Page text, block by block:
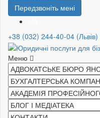
Передзвоніть мені
+38 (032) 244-40-04 (Львів)
Меню